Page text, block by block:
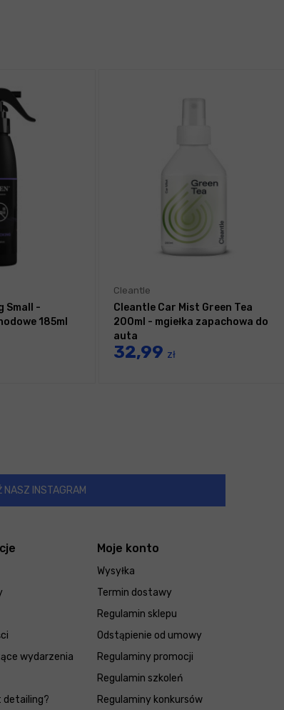
Small -
185ml
Cleantle
Cleantle Car Mist Green Tea
200ml - mgiełka zapachowa do
auta
32,99 zł
NASZ INSTAGRAM
wydarzenia
detailing?
Moje konto
Wysyłka
Termin dostawy
Regulamin sklepu
Odstąpienie od umowy
Regulaminy promocji
Regulamin szkoleń
Regulaminy konkursów